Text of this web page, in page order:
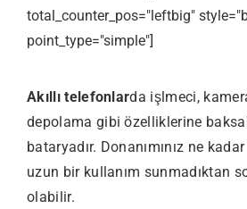
total_counter_pos="leftbig"
point_type="simple"]
Akıllı telefonlarda işlmeci,
depolama gibi özelliklerine
bataryadır. Donanımınız ne
uzun bir kullanım sunmadıktan
olabilir.